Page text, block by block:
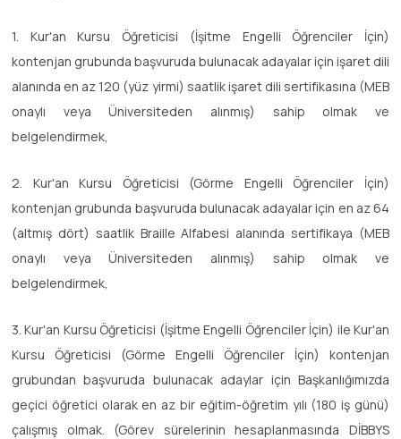
1. Kur'an Kursu Öğreticisi (İşitme Engelli Öğrenciler İçin)
kontenjan grubunda başvuruda bulunacak adayalar için işaret dili
alanında en az 120 (yüz yirmi) saatlik işaret dili sertifikasına (MEB
onaylı veya Üniversiteden alınmış) sahip olmak ve
belgelendirmek,
2. Kur'an Kursu Öğreticisi (Görme Engelli Öğrenciler İçin)
kontenjan grubunda başvuruda bulunacak adayalar için en az 64
(altmış dört) saatlik Braille Alfabesi alanında sertifikaya (MEB
onaylı veya Üniversiteden alınmış) sahip olmak ve
belgelendirmek,
3. Kur'an Kursu Öğreticisi (İşitme Engelli Öğrenciler İçin) ile Kur'an
Kursu Öğreticisi (Görme Engelli Öğrenciler İçin) kontenjan
grubundan başvuruda bulunacak adaylar için Başkanlığımızda
geçici öğretici olarak en az bir eğitim-öğretim yılı (180 iş günü)
çalışmış olmak. (Görev sürelerinin hesaplanmasında DİBBYS